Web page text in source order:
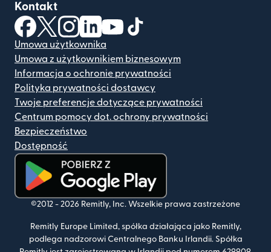
Kontakt
(otwiera się w nowym oknie)
(otwiera się w nowym oknie)
(otwiera się w nowym oknie)
(otwiera się w nowym oknie)
(otwiera się w nowym oknie)
Umowa użytkownika
Umowa z użytkownikiem biznesowym
Informacja o ochronie prywatności
Polityka prywatności dostawcy
Twoje preferencje dotyczące prywatności
Centrum pomocy dot. ochrony prywatności
Bezpieczeństwo
Dostępność
(otwiera się w nowym oknie)
©2012 - 2026 Remitly, Inc. Wszelkie prawa zastrzeżone
Remitly Europe Limited, spółka działająca jako Remitly,
podlega nadzorowi Centralnego Banku Irlandii. Spółka